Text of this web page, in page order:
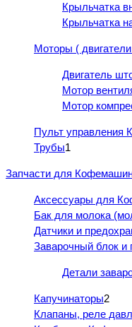
Крыльчатка
Крыльчатка
Моторы (
Двигатель
Мотор
Мотор
Пульт управления
Трубы1
Запчасти для
Аксессуары для
Бак для молока
Датчики и
Заварочный блок и
Детали
Капучинаторы2
Клапаны, реле